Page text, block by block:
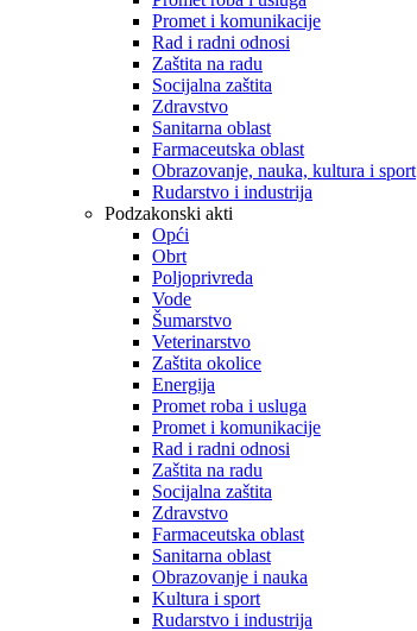
Promet i komunikacije
Rad i radni odnosi
Zaštita na radu
Socijalna zaštita
Zdravstvo
Sanitarna oblast
Farmaceutska oblast
Obrazovanje, nauka, kultura i sport
Rudarstvo i industrija
Podzakonski akti
Opći
Obrt
Poljoprivreda
Vode
Šumarstvo
Veterinarstvo
Zaštita okolice
Energija
Promet roba i usluga
Promet i komunikacije
Rad i radni odnosi
Zaštita na radu
Socijalna zaštita
Zdravstvo
Farmaceutska oblast
Sanitarna oblast
Obrazovanje i nauka
Kultura i sport
Rudarstvo i industrija